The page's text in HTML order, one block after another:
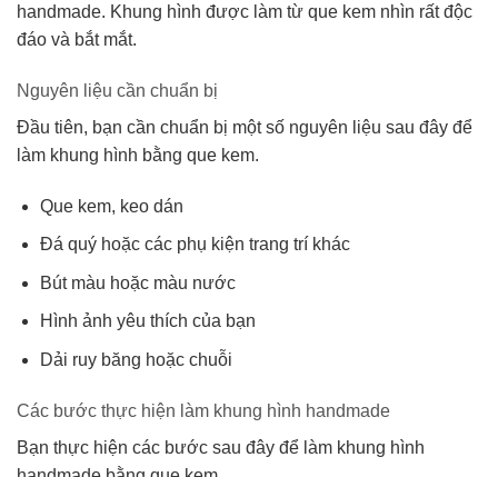
handmade. Khung hình được làm từ que kem nhìn rất độc
đáo và bắt mắt.
Nguyên liệu cần chuẩn bị
Đầu tiên, bạn cần chuẩn bị một số nguyên liệu sau đây để
làm khung hình bằng que kem.
Que kem, keo dán
Đá quý hoặc các phụ kiện trang trí khác
Bút màu hoặc màu nước
Hình ảnh yêu thích của bạn
Dải ruy băng hoặc chuỗi
Các bước thực hiện làm khung hình handmade
Bạn thực hiện các bước sau đây để làm khung hình